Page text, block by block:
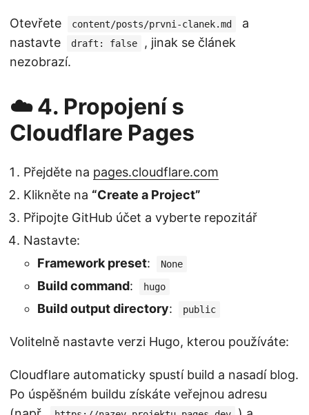
Otevřete content/posts/prvni-clanek.md
a
nastavte
draft: false
, jinak se článek
nezobrazí.
☁️ 4. Propojení s
Cloudflare Pages
Přejděte na pages.cloudflare.com
Klikněte na “Create a Project”
Připojte GitHub účet a vyberte repozitář
Nastavte:
Framework preset: None
Build command: hugo
Build output directory: public
Volitelně nastavte verzi Hugo, kterou používáte:
Cloudflare automaticky spustí build a nasadí blog.
Po úspěšném buildu získáte veřejnou adresu